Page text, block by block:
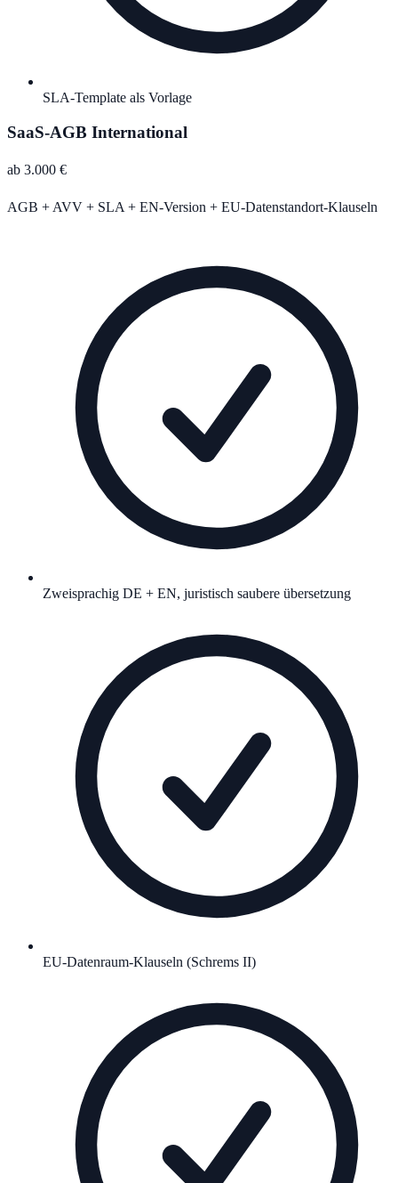
SLA-Template als Vorlage
SaaS-AGB International
ab 3.000 €
AGB + AVV + SLA + EN-Version + EU-Datenstandort-Klauseln
Zweisprachig DE + EN, juristisch saubere übersetzung
EU-Datenraum-Klauseln (Schrems II)